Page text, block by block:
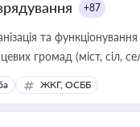
+87
та
громад (міст, сіл,
ЖКГ, ОСББ